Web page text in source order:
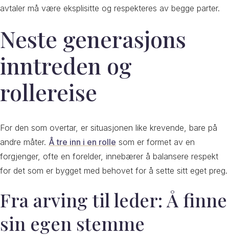
avtaler må være eksplisitte og respekteres av begge parter.
Neste generasjons
inntreden og
rollereise
For den som overtar, er situasjonen like krevende, bare på
andre måter. Å tre inn i en rolle som er formet av en
forgjenger, ofte en forelder, innebærer å balansere respekt
for det som er bygget med behovet for å sette sitt eget preg.
Fra arving til leder: Å finne
sin egen stemme